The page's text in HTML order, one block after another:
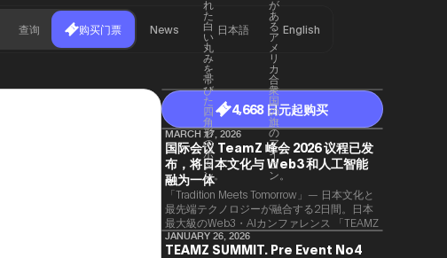
查询 购买门票 News 日本語 English
4,668 日元起购买
MARCH 17, 2026
国际会议 TeamZ 峰会 2026 议程已发
布，将日本文化与 Web3 和人工智能
融为一体
「Tradition Meets Tomorrow」— 日本文化と
最先端テクノロジーが融合する2日間。日本
最大級のWeb3・AIカンファレンス 「TEAMZ
Summit 2026」 が、2026年4月7日・8日に
東京・八芳園にて開催されます。今年のテー
JANUARY 26, 2026
TEAMZ SUMMIT. Pre Event No4